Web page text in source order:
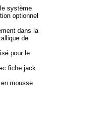
système
optionnel
dans la
de
pour le
fiche jack
mousse